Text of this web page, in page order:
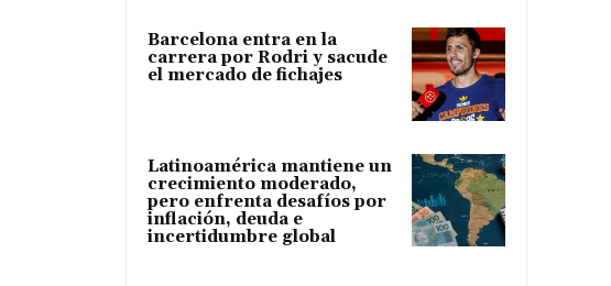
Barcelona entra en la
carrera por Rodri y sacude
el mercado de fichajes
Latinoamérica mantiene un
crecimiento moderado,
pero enfrenta desafíos por
inflación, deuda e
incertidumbre global